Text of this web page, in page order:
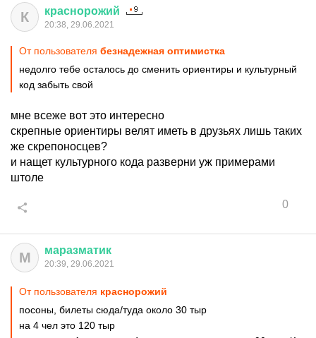
К краснорожий
20:38, 29.06.2021
От пользователя безнадежная оптимистка
недолго тебе осталось до сменить ориентиры и культурный
код забыть свой
мне всеже вот это интересно
скрепные ориентиры велят иметь в друзьях лишь таких
же скрепоносцев?
и нащет культурного кода разверни уж примерами
штоле
0
М маразматик
20:39, 29.06.2021
От пользователя краснорожий
посоны, билеты сюда/туда около 30 тыр
на 4 чел это 120 тыр